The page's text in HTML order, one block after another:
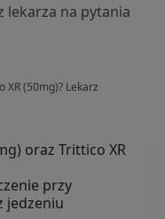
lekarza na pytania
XR (50mg)? Lekarz
oraz Trittico XR
przy
jedzeniu